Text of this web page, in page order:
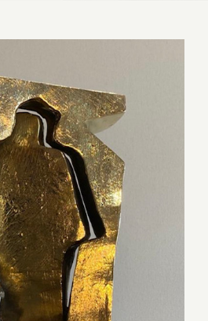
não há Democracia